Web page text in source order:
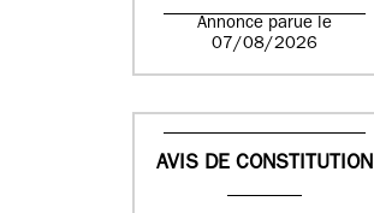
Annonce parue le
07/08/2026
AVIS DE CONSTITUTION